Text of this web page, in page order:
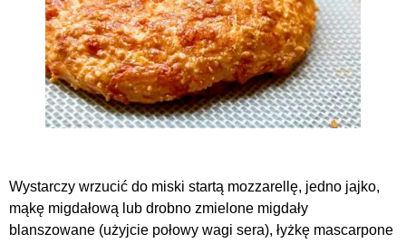
Wystarczy wrzucić do miski startą mozzarellę, jedno jajko,
mąkę migdałową lub drobno zmielone migdały
blanszowane (użyjcie połowy wagi sera), łyżkę mascarpone